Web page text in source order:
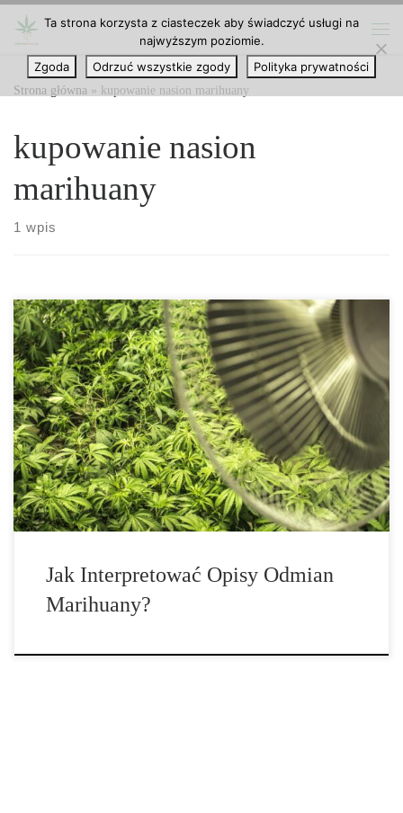
Przejdź do treści
Strona główna » kupowanie nasion marihuany
kupowanie nasion
marihuany
1 wpis
Otrzymujemy wiele zapytań o parametry zawarte w opisach
różnych odmian konopi, a dokładniej, w sekcji cech. Podczas gdy
niektóre aspekty, takie jak produkcja na metr kwadratowy lub
zawartość kannabinoidów, są bardzo jasne dla doświadczonych
hodowców, nowicjusze w cudownym świecie domowej uprawy
marihuany mogą je uznać za mylące. Dziś szczegółowo
wyjaśniamy […]
Jak Interpretować Opisy Odmian
Marihuany?
Ta strona korzysta z ciasteczek aby świadczyć usługi na
najwyższym poziomie.
Zgoda
Odrzuć wszystkie zgody Polityka prywatności